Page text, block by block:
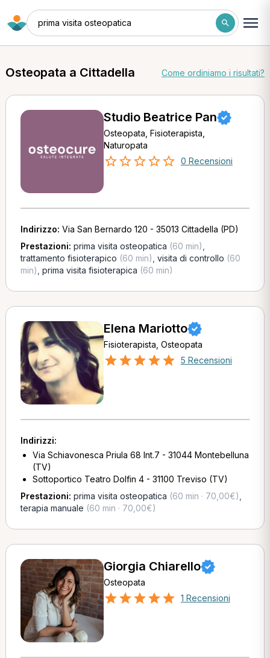
prima visita osteopatica
Osteopata a Cittadella Come ordiniamo i risultati?
Studio Beatrice Pan
Osteopata, Fisioterapista,
Naturopata
0 Recensioni
Indirizzo: Via San Bernardo 120 - 35013 Cittadella (PD)
Prestazioni: prima visita osteopatica (60 min)
trattamento fisioterapico (60 min) visita di controllo (60
min) prima visita fisioterapica (60 min)
Elena Mariotto
Fisioterapista, Osteopata
5 Recensioni
Indirizzi:
Via Schiavonesca Priula 68 Int.7 - 31044 Montebelluna
(TV)
Sottoportico Teatro Dolfin 4 - 31100 Treviso (TV)
Prestazioni: prima visita osteopatica (60 min · 70,00€)
terapia manuale (60 min · 70,00€)
Giorgia Chiarello
Osteopata
1 Recensioni